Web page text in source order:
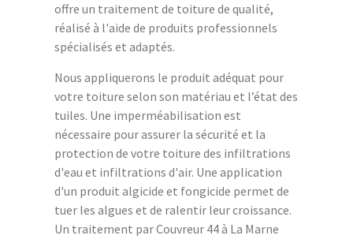
offre un traitement de toiture de qualité,
réalisé à l'aide de produits professionnels
spécialisés et adaptés.
Nous appliquerons le produit adéquat pour
votre toiture selon son matériau et l’état des
tuiles. Une imperméabilisation est
nécessaire pour assurer la sécurité et la
protection de votre toiture des infiltrations
d'eau et infiltrations d'air. Une application
d'un produit algicide et fongicide permet de
tuer les algues et de ralentir leur croissance.
Un traitement par Couvreur 44 à La Marne